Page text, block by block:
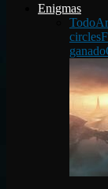
Enigmas
Todo
circles
ganado